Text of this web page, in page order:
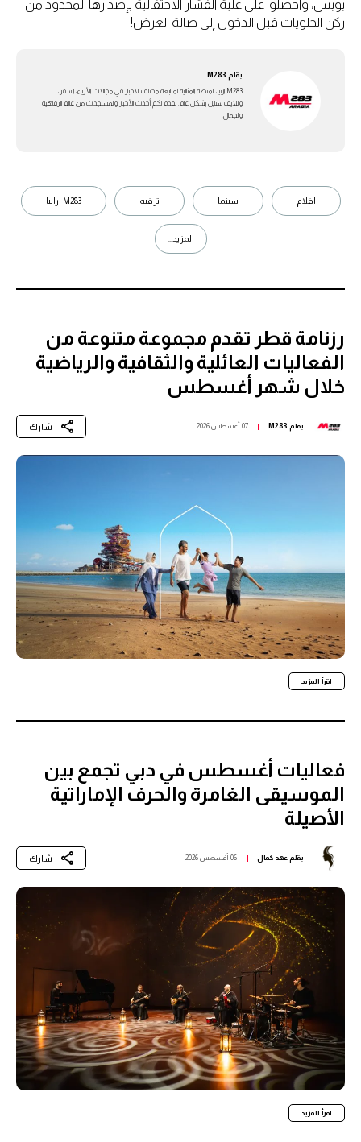
بوبس، واحصلوا على علبة الفشار الاحتفالية بإصدارها المحدود من
ركن الحلويات قبل الدخول إلى صالة العرض!
بقلم M283
M283 ارابيا، المنصة المثالية لمتابعة مختلف الاخبار في مجالات الأزياء، السفر،
واللايف ستايل بشكل عام. تقدم لكم أحدث الأخبار والمستجدات من عالم الرفاهية
والجمال.
افلام سينما ترفيه M283 ارابيا
المزيد...
رزنامة قطر تقدم مجموعة متنوعة من
الفعاليات العائلية والثقافية والرياضية
خلال شهر أغسطس
بقلم M283 07 أغسطس 2026 شارك
اقرأ المزيد
فعاليات أغسطس في دبي تجمع بين
الموسيقى الغامرة والحرف الإماراتية
الأصيلة
بقلمعهد كمال 06 أغسطس 2026 شارك
اقرأ المزيد